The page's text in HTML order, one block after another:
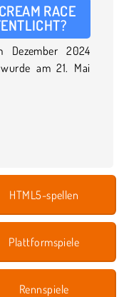
RACE
Dezember 2024
am 21. Mai
HTML5-spellen
Plattformspiele
Rennspiele